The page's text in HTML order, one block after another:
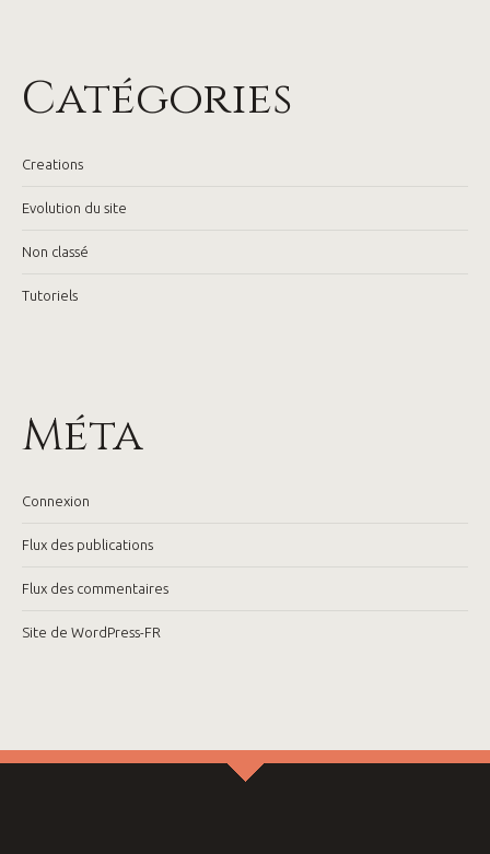
Catégories
Creations
Evolution du site
Non classé
Tutoriels
Méta
Connexion
Flux des publications
Flux des commentaires
Site de WordPress-FR